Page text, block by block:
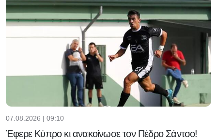
07.08.2026 | 09:10
Έφερε Κύπρο κι ανακοίνωσε τον Πέδρο Σάντσο!